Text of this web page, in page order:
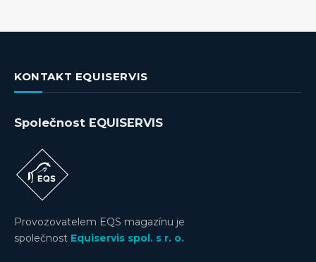
KONTAKT EQUISERVIS
Společnost EQUISERVIS
Provozovatelem EQS magazínu je
společnost Equiservis spol. s r. o.